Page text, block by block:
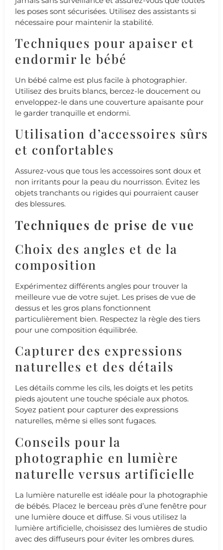
les poses sont sécurisées. Utilisez des assistants si
nécessaire pour maintenir la stabilité.
Techniques pour apaiser et
endormir le bébé
Un bébé calme est plus facile à photographier.
Utilisez des bruits blancs, bercez-le doucement ou
enveloppez-le dans une couverture apaisante pour
le garder tranquille et endormi.
Utilisation d’accessoires sûrs
et confortables
Assurez-vous que tous les accessoires sont doux et
non irritants pour la peau du nourrisson. Évitez les
objets tranchants ou rigides qui pourraient causer
des blessures.
Techniques de prise de vue
Choix des angles et de la
composition
Expérimentez différents angles pour trouver la
meilleure vue de votre sujet. Les prises de vue de
dessus et les gros plans fonctionnent
particulièrement bien. Respectez la règle des tiers
pour une composition équilibrée.
Capturer des expressions
naturelles et des détails
Les détails comme les cils, les doigts et les petits
pieds ajoutent une touche spéciale aux photos.
Soyez patient pour capturer des expressions
naturelles, même si elles sont fugaces.
Conseils pour la
photographie en lumière
naturelle versus artificielle
La lumière naturelle est idéale pour la photographie
de bébés. Placez le berceau près d’une fenêtre pour
une lumière douce et diffuse. Si vous utilisez la
lumière artificielle, choisissez des lumières de studio
avec des diffuseurs pour éviter les ombres dures.